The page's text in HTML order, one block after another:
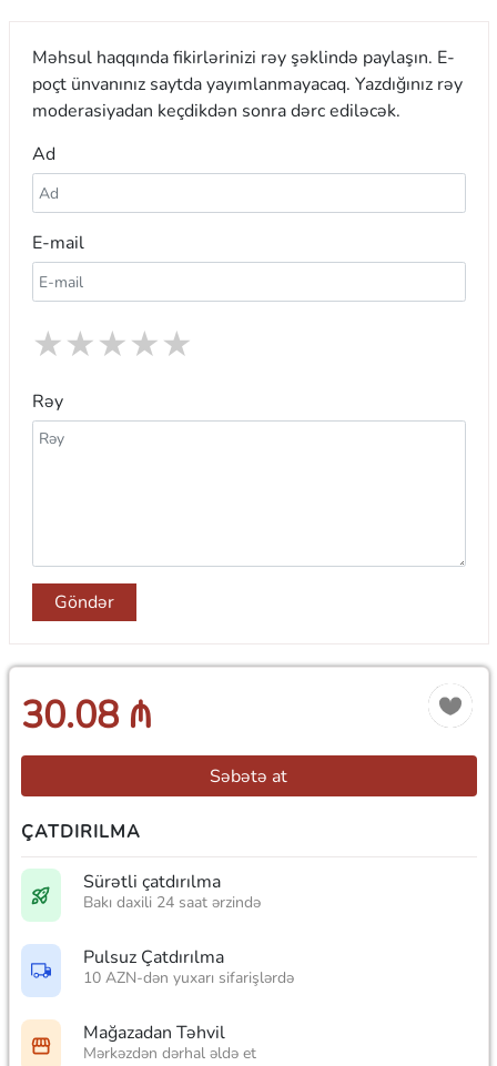
Məhsul haqqında fikirlərinizi rəy şəklində paylaşın. E-
poçt ünvanınız saytda yayımlanmayacaq. Yazdığınız rəy
moderasiyadan keçdikdən sonra dərc ediləcək.
Ad
E-mail
★
★
★
★
★
Rəy
Göndər
30.08 ₼
Səbətə at
ÇATDIRILMA
Sürətli çatdırılma
Bakı daxili 24 saat ərzində
Pulsuz Çatdırılma
10 AZN-dən yuxarı sifarişlərdə
Mağazadan Təhvil
Mərkəzdən dərhal əldə et